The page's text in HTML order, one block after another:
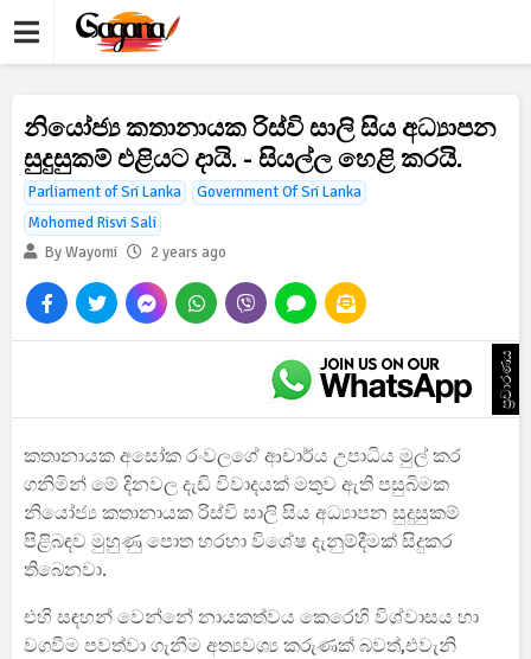
නියෝජ්‍ය කතානායක රිස්වි සාලි සිය අධ්‍යාපන
සුදුසුකම් එළියට දායි. - සියල්ල හෙළි කරයි.
Parliament of Sri Lanka
Government Of Sri Lanka
Mohomed Risvi Sali
By Wayomi
2 years ago
ප්‍රචාරණය
කතානායක අසෝක රංවලගේ ආචාර්ය උපාධිය මුල් කර
ගනිමින් මේ දිනවල දැඩි විවාදයක් මතුව ඇති පසුබිමක
නියෝජ්‍ය කතානායක රිස්වි සාලි සිය අධ්‍යාපන සුදුසුකම්
පිළිබඳව මුහුණු පොත හරහා විශේෂ දැනුම්දීමක් සිදුකර
තිබෙනවා.
එහි සඳහන් වෙන්නේ නායකත්වය කෙරෙහි විශ්වාසය හා
වගවීම පවත්වා ගැනීම අත්‍යවශ්‍ය කරුණක් බවත්,එවැනි